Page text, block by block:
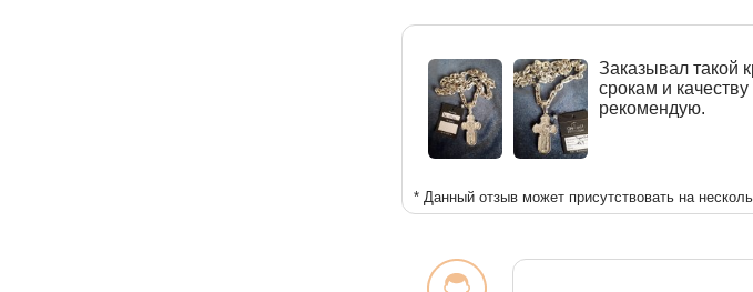
Заказывал такой
срокам и
рекомендую.
* Данный отзыв может присутствовать на